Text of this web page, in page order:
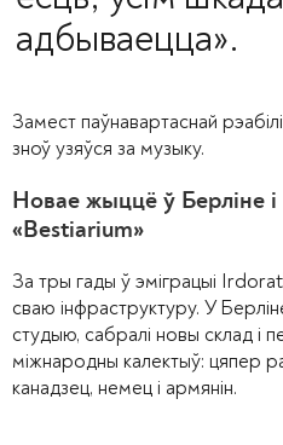
адбываецца».
Замест паўнавартаснай
зноў узяўся за музыку.
Новае жыццё ў Берліне і
«Bestiarium»
За тры гады ў эміграцыі
сваю інфраструктуру. У
студыю, сабралі новы склад і
міжнародны калектыў: цяпер
канадзец, немец і армянін.